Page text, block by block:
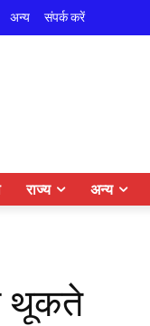
अन्य संपर्क करें
राज्य अन्य
थूकते